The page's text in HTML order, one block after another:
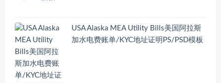
USA Alaska MEA Utility Bills美国阿拉斯
加水电费账单/KYC地址证明PS/PSD模板